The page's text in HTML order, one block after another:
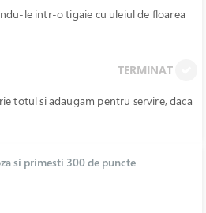
le intr-o tigaie cu uleiul de floarea
TERMINAT
totul si adaugam pentru servire, daca
si primesti 300 de puncte